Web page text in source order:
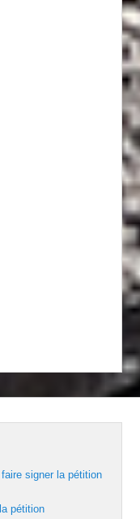
signer la pétition
pétition